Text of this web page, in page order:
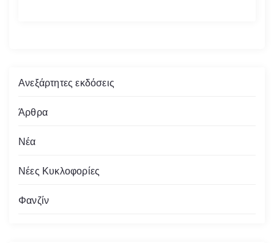
Ανεξάρτητες εκδόσεις
Άρθρα
Νέα
Νέες Κυκλοφορίες
Φανζίν